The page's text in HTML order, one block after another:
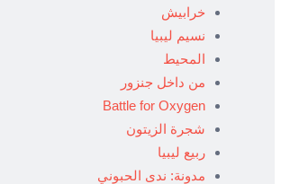
خرابيش
نسيم ليبيا
المحيط
من داخل جنزور
Battle for Oxygen
شجرة الزيتون
ربيع ليبيا
مدونة: ندى الحبوني